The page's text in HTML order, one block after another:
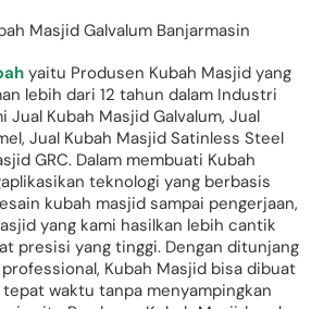
yaitu Produsen Kubah Masjid yang
lebih dari 12 tahun dalam Industri
Jual Kubah Masjid Galvalum, Jual
Jual Kubah Masjid Satinless Steel
GRC. Dalam membuati Kubah
teknologi yang berbasis
kubah masjid sampai pengerjaan,
yang kami hasilkan lebih cantik
presisi yang tinggi. Dengan ditunjang
Kubah Masjid bisa dibuat
waktu tanpa menyampingkan